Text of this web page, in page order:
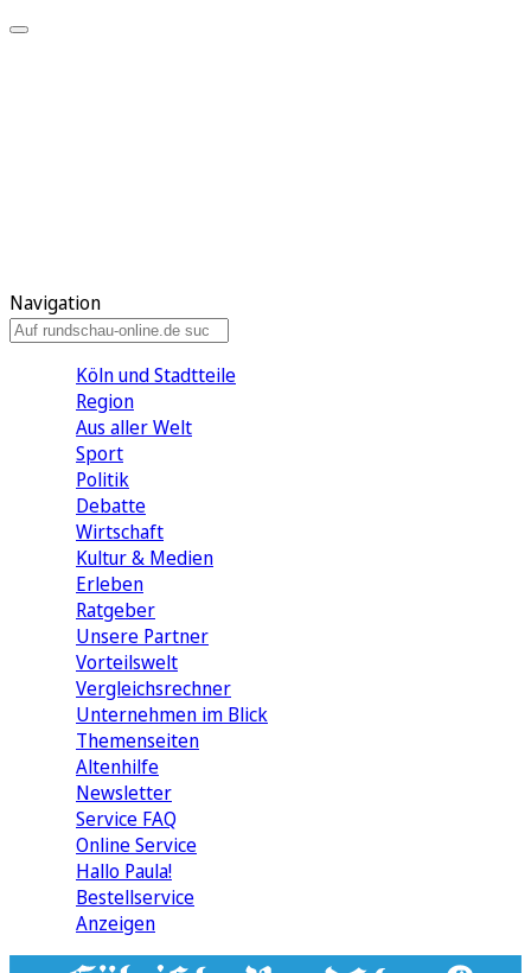
Navigation
Köln und Stadtteile
Region
Aus aller Welt
Sport
Politik
Debatte
Wirtschaft
Kultur & Medien
Erleben
Ratgeber
Unsere Partner
Vorteilswelt
Vergleichsrechner
Unternehmen im Blick
Themenseiten
Altenhilfe
Newsletter
Service FAQ
Online Service
Hallo Paula!
Bestellservice
Anzeigen